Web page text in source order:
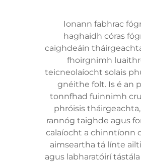
Ionann fabhrac
haghaidh córas
caighdeáin
fhoirgnimh
teicneolaíocht solais
gnéithe folt. Is é an
tonnfhad fuinnimh
phróisis
rannóg taighde agus
calaíocht a chinntíonn
aimseartha tá línte
agus labharatóirí